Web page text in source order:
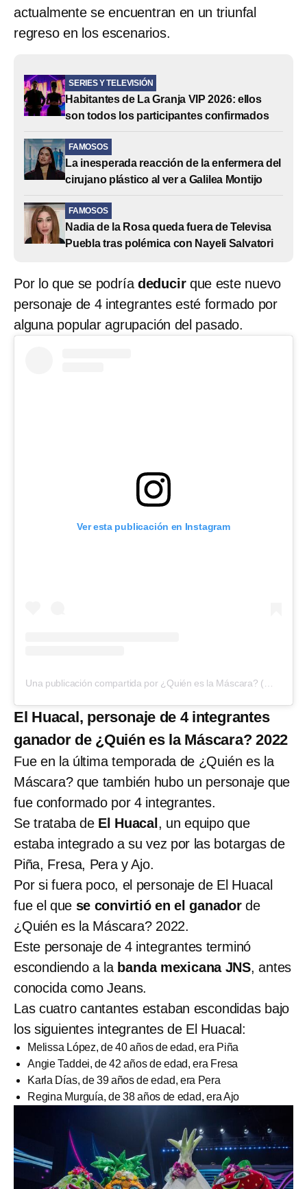
actualmente se encuentran en un triunfal
regreso en los escenarios.
SERIES Y TELEVISIÓN
Habitantes de La Granja VIP 2026: ellos
son todos los participantes confirmados
FAMOSOS
La inesperada reacción de la enfermera del
cirujano plástico al ver a Galilea Montijo
FAMOSOS
Nadia de la Rosa queda fuera de Televisa
Puebla tras polémica con Nayeli Salvatori
Por lo que se podríadeducirque este nuevo
personaje de 4 integrantes esté formado por
alguna popular agrupación del pasado.
Ver esta publicación en Instagram
El Huacal, personaje de 4 integrantes
ganador de ¿Quién es la Máscara? 2022
Fue en la última temporada de ¿Quién es la
Máscara? que también hubo un personaje que
fue conformado por 4 integrantes.
Se trataba de El Huacal, un equipo que
estaba integrado a su vez por las botargas de
Piña, Fresa, Pera y Ajo.
Por si fuera poco, el personaje de El Huacal
fue el que se convirtió en el ganadorde
¿Quién es la Máscara? 2022.
Este personaje de 4 integrantes terminó
escondiendo a la banda mexicana JNS, antes
conocida como Jeans.
Las cuatro cantantes estaban escondidas bajo
los siguientes integrantes de El Huacal:
Melissa López, de 40 años de edad, era Piña
Angie Taddei, de 42 años de edad, era Fresa
Karla Días, de 39 años de edad, era Pera
Regina Murguía, de 38 años de edad, era Ajo